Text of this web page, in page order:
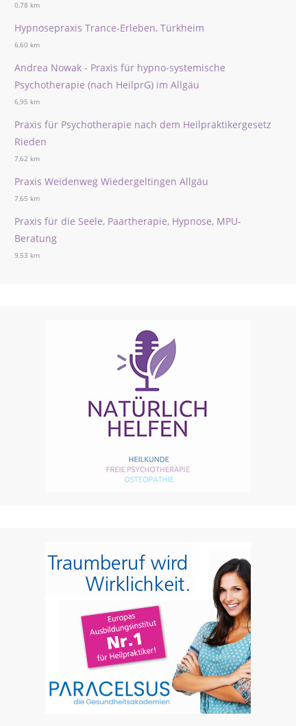
0,78 km
Hypnosepraxis Trance-Erleben, Türkheim
6,60 km
Andrea Nowak - Praxis für hypno-systemische
Psychotherapie (nach HeilprG) im Allgäu
6,95 km
Praxis für Psychotherapie nach dem Heilpraktikergesetz
Rieden
7,62 km
Praxis Weidenweg Wiedergeltingen Allgäu
7,65 km
Praxis für die Seele, Paartherapie, Hypnose, MPU-
Beratung
9,53 km